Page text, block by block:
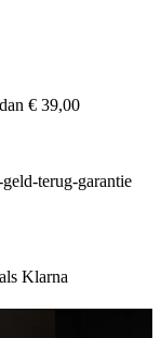
€ 39,00
terug-garantie
Klarna